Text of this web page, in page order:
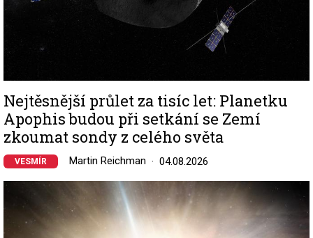
Nejtěsnější průlet za tisíc let: Planetku
Apophis budou při setkání se Zemí
zkoumat sondy z celého světa
VESMÍR Martin Reichman 04.08.2026
Image